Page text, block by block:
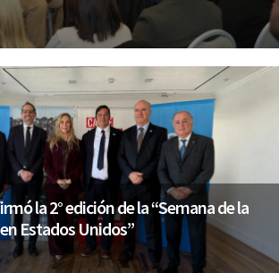
la 2° edición de la “Semana de la
Estados Unidos”